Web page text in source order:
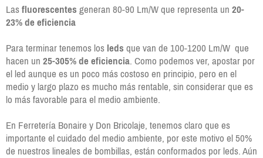
Las fluorescentes generan 80-90 Lm/W que representa un 20-
23% de eficiencia
Para terminar tenemos los leds que van de 100-1200 Lm/W que
hacen un 25-305% de eficiencia. Como podemos ver, apostar por
el led aunque es un poco más costoso en principio, pero en el
medio y largo plazo es mucho más rentable, sin considerar que es
lo más favorable para el medio ambiente.
En Ferretería Bonaire y Don Bricolaje, tenemos claro que es
importante el cuidado del medio ambiente, por este motivo el 50%
de nuestros lineales de bombillas, están conformados por leds. Aún